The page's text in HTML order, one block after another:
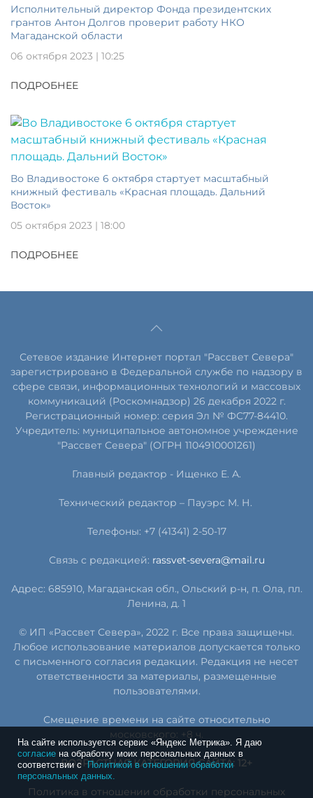
Исполнительный директор Фонда президентских
грантов Антон Долгов проверит работу НКО
Магаданской области
06 октября 2023 | 10:25
ПОДРОБНЕЕ
Во Владивостоке 6 октября стартует масштабный
книжный фестиваль «Красная площадь. Дальний
Восток»
05 октября 2023 | 18:00
ПОДРОБНЕЕ
Сетевое издание Интернет портал "Рассвет Севера"
зарегистрировано в Федеральной службе по надзору в
сфере связи, информационных технологий и массовых
коммуникаций (Роскомнадзор) 26 декабря 2022 г.
Регистрационный номер: серия Эл № ФС77-84410.
Учредитель: муниципальное автономное учреждение
"Рассвет Севера" (ОГРН 1104910001261)
Главный редактор - Ищенко Е. А.
Технический редактор – Пауэрс М. Н.
Телефоны: +7 (41341) 2-50-17
Связь с редакцией: rassvet-severa@mail.ru
Адрес: 685910, Магаданская обл., Ольский р-н, п. Ола, пл.
Ленина, д. 1
© ИП «Рассвет Севера», 2022 г. Все права защищены.
Любое использование материалов допускается только
с письменного согласия редакции. Редакция не несет
ответственности за материалы, размещенные
пользователями.
Смещение времени на сайте относительно
московского: +8 ч.
ВОЗРАСТНАЯ КАТЕГОРИЯ САЙТА: 12+
Политика в отношении обработки персональных
На сайте используется сервис «Яндекс Метрика». Я даю
согласие на обработку моих персональных данных в
соответствии сПолитикой в отношении обработки
персональных данных.